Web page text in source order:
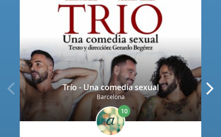
Trío - Una comedia sexual
Barcelona
10